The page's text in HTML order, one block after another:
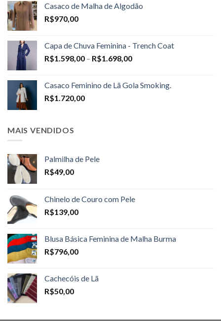
Casaco de Malha de Algodão
R$970,00
Capa de Chuva Feminina - Trench Coat
R$1.598,00 – R$1.698,00Price
through
Casaco Feminino de Lã Gola Smoking.
R$1.720,00
MAIS VENDIDOS
Palmilha de Pele
R$49,00
Chinelo de Couro com Pele
R$139,00
Blusa Básica Feminina de Malha Burma
R$796,00
Cachecóis de Lã
R$50,00